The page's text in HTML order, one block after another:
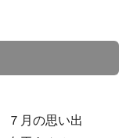
７月の思い出